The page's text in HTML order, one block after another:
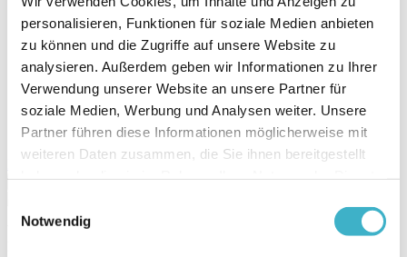
personalisieren, Funktionen für soziale Medien anbieten
zu können und die Zugriffe auf unsere Website zu
analysieren. Außerdem geben wir Informationen zu Ihrer
Verwendung unserer Website an unsere Partner für
soziale Medien, Werbung und Analysen weiter. Unsere
Partner führen diese Informationen möglicherweise mit
weiteren Daten zusammen, die Sie ihnen bereitgestellt
Notwendig
Materialien
Oberflächenbehandlungen
Patient
Über uns
Nachrichten
Kontakt
Bestellen und nachverfolgen
Bestellen und nachverfolgen
×
Wenn Sie zum ersten Mal eine PSI verordnen, können Sie sich das